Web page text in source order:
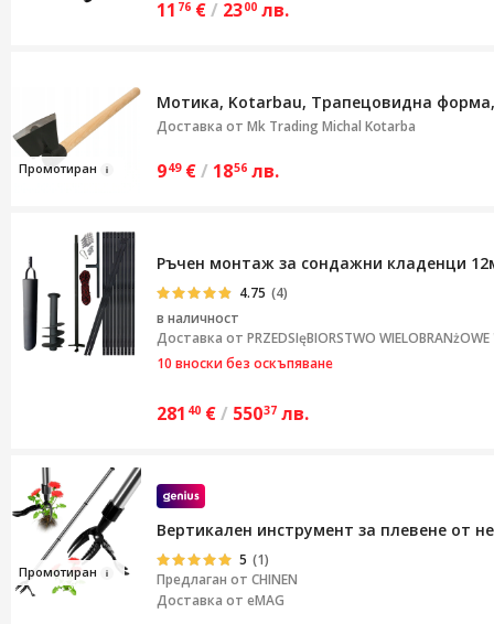
11 76 €/ 2300 лв.
Промотиран
Мотика, Kotarbau, Трапецовидна
Доставка от Mk Trading Michal Kotarba
949 €/ 1856 лв.
Ръчен монтаж за сондажни кладенци
4.75 (4)
в наличност
Доставка от PRZEDSIęBIORSTWO
10 вноски без оскъпяване
281 40 €/ 55037 лв.
Промотиран
Вертикален инструмент за плевене от
5 (1)
Предлаган от CHINEN
Доставка от eMAG